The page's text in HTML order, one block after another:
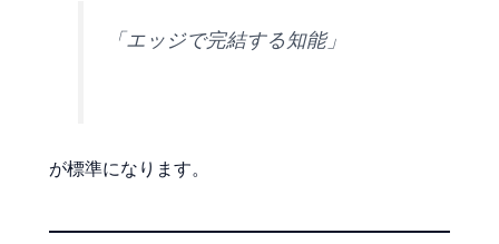
「エッジで完結する知能」
が標準になります。